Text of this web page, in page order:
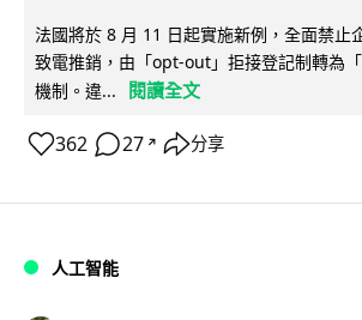
法國將於 8 月 11 日起實施新例，全面禁止
致電推銷，由「opt-out」拒接登記制轉為
機制。違...
閱讀全文
362 27 ↗ 分享
人工智能